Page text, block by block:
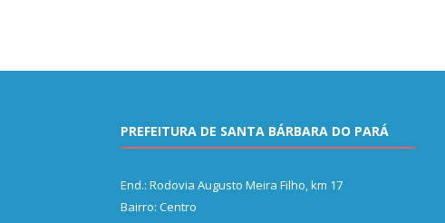
PREFEITURA DE SANTA BÁRBARA DO PARÁ
End.: Rodovia Augusto Meira Filho, km 17
Bairro: Centro